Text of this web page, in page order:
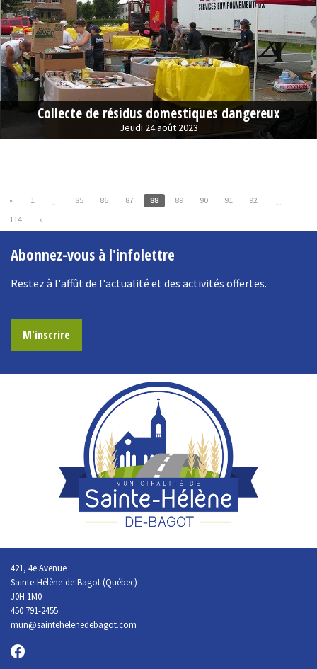
Collecte de résidus domestiques dangereux
Jeudi 24 août 2023
« 1 ... 85 86 87 88 89 90 91 92
...
114
»
Abonnez-vous à l'infolettre
Restez à l'affût de l'actualité et des activités offertes.
M'inscrire
421, 4e Avenue
Sainte-Hélène-de-Bagot (Québec)
J0H 1M0
450 791-2455
mun@saintehelenedebagot.com